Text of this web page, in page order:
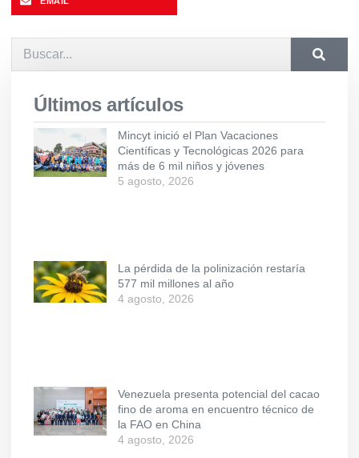
Últimos artículos
Mincyt inició el Plan Vacaciones
Científicas y Tecnológicas 2026 para
más de 6 mil niños y jóvenes
5 agosto, 2026
La pérdida de la polinización restaría
577 mil millones al año
4 agosto, 2026
Venezuela presenta potencial del cacao
fino de aroma en encuentro técnico de
la FAO en China
4 agosto, 2026